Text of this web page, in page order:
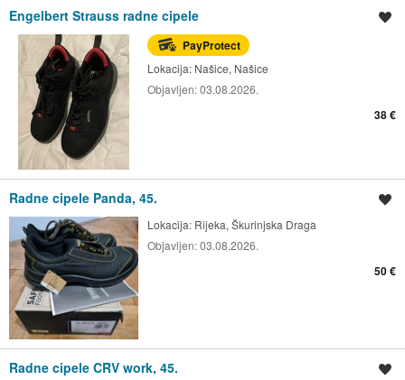
Engelbert Strauss radne cipele
PayProtect
Lokacija: Našice, Našice
Objavljen:03.08.2026.
38 €
Radne cipele Panda, 45.
Lokacija: Rijeka, Škurinjska Draga
Objavljen:03.08.2026.
50 €
Radne cipele CRV work, 45.